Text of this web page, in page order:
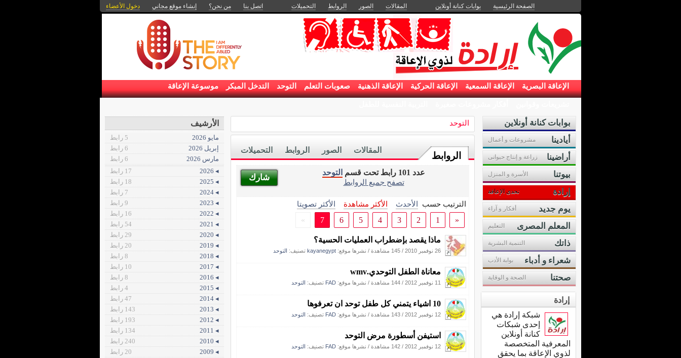
الصفحة الرئيسية بوابات كنانة أونلاين المقالات الصور الروابط التحميلات اتصل بنا من نحن؟ إنشاء موقع مجاني دخول الأعضاء
الإعاقة البصرية الإعاقة السمعية الإعاقة الحركية الإعاقة الذهنية صعوبات التعلم التوحد التدخل المبكر موسوعة الإعاقة
التوحد
الروابط
التحميلات الروابط الصور المقالات
شارك
عدد 101 رابط تحت قسم
التوحد
تصفح جميع الروابط
الترتيب حسب الأحدث الأكثر مشاهدة
الأكثر تصويتا
«
1
2
3
4
5
6
7
»
ماذا يقصد بإضطراب العمليات الحسية؟
26 نوفمبر 2010 / 145 مشاهدة / نشرها موقع: kayanegypt تصنيف: التوحد
معاناة الطفل التوحدي.wmv
11 نوفمبر 2012 / 144 مشاهدة / نشرها موقع: FAD تصنيف: التوحد
10 اشياء يتمني كل طفل توحد ان تعرفوها
12 نوفمبر 2012 / 143 مشاهدة / نشرها موقع: FAD تصنيف: التوحد
استيفن أسطورة مرض التوحد
12 نوفمبر 2012 / 142 مشاهدة / نشرها موقع: FAD تصنيف: التوحد
بوابات كنانة أونلاين
أيادينا
مشروعات و أعمال
أراضينا زراعة و إنتاج حيوانى
بيوتنا الأسرة و المنزل
إرادة تحدى الإعاقة
يوم جديد أفكار و آراء
المعلم المصرى التعليم
ذاتك التنمية البشرية
شعراء و أدباء بوابة الأدب
صحتنا الصحة و الوقاية
إرادة
شبكة إرادة هي
إحدى شبكات
كنانة أونلاين
المعرفية المتخصصة
لذوي الإعاقة بما يحقق
الأرشيف
مايو 2026
5 رابط
إبريل 2026
6 رابط
مارس 2026
6 رابط
◂ 2026
17 رابط
◂ 2025
18 رابط
◂ 2024
7 رابط
◂ 2023
9 رابط
◂ 2022
16 رابط
◂ 2021
54 رابط
◂ 2020
29 رابط
◂ 2019
20 رابط
◂ 2018
8 رابط
◂ 2017
10 رابط
◂ 2016
8 رابط
◂ 2015
4 رابط
◂ 2014
47 رابط
◂ 2013
143 رابط
◂ 2012
193 رابط
◂ 2011
134 رابط
◂ 2010
240 رابط
◂ 2009
20 رابط